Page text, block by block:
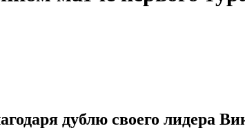
дублю своего лидера